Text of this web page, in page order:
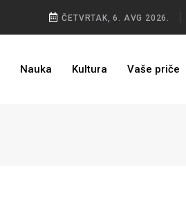
ČETVRTAK, 6. AVG 2026.
Nauka Kultura Vaše priče